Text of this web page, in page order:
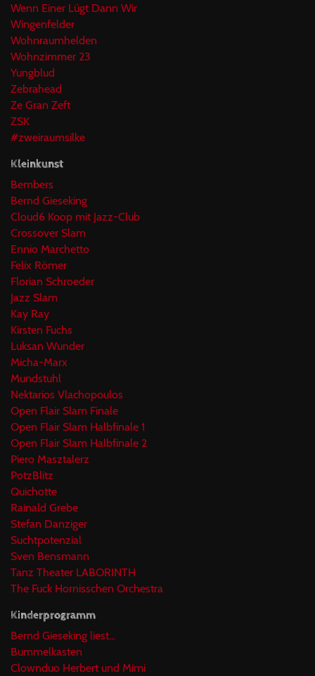
Wenn Einer Lügt Dann Wir
Wingenfelder
Wohnraumhelden
Wohnzimmer 23
Yungblud
Zebrahead
Ze Gran Zeft
ZSK
#zweiraumsilke
Kleinkunst
Bembers
Bernd Gieseking
Cloud6 Koop mit Jazz-Club
Crossover Slam
Ennio Marchetto
Felix Römer
Florian Schroeder
Jazz Slam
Kay Ray
Kirsten Fuchs
Luksan Wunder
Micha-Marx
Mundstuhl
Nektarios Vlachopoulos
Open Flair Slam Finale
Open Flair Slam Halbfinale 1
Open Flair Slam Halbfinale 2
Piero Masztalerz
PotzBlitz
Quichotte
Rainald Grebe
Stefan Danziger
Suchtpotenzial
Sven Bensmann
Tanz Theater LABORINTH
The Fuck Hornisschen Orchestra
Kinderprogramm
Bernd Gieseking liest...
Bummelkasten
Clownduo Herbert und Mimi